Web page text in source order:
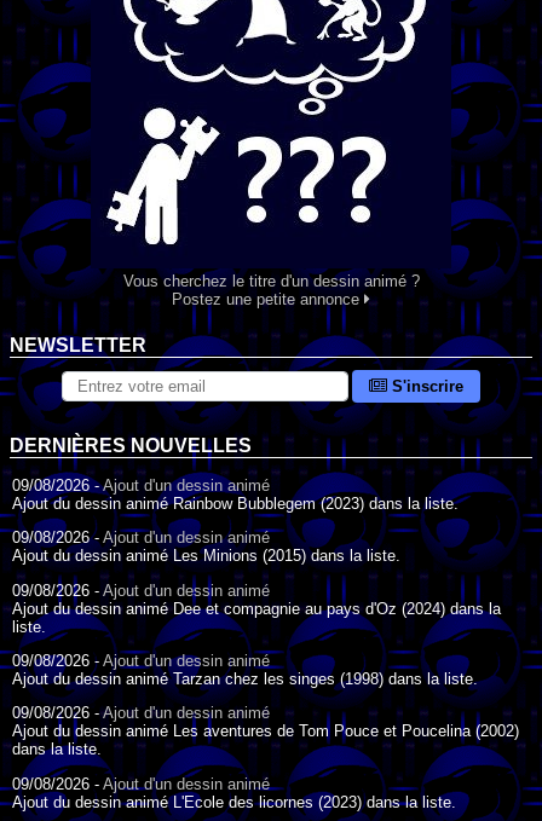
Vous cherchez le titre d'un dessin animé ?
Postez une petite annonce
NEWSLETTER
S'inscrire
DERNIÈRES NOUVELLES
09/08/2026 -Ajout d'un dessin animé
Ajout du dessin animé Rainbow Bubblegem (2023) dans la liste.
09/08/2026 - Ajout d'un dessin animé
Ajout du dessin animé Les Minions (2015) dans la liste.
09/08/2026 - Ajout d'un dessin animé
Ajout du dessin animé Dee et compagnie au pays d'Oz (2024) dans la
liste.
09/08/2026 - Ajout d'un dessin animé
Ajout du dessin animé Tarzan chez les singes (1998) dans la liste.
09/08/2026 -Ajout d'un dessin animé
Ajout du dessin animé Les aventures de Tom Pouce et Poucelina (2002)
dans la liste.
09/08/2026 - Ajout d'un dessin animé
Ajout du dessin animé L'Ecole des licornes (2023) dans la liste.